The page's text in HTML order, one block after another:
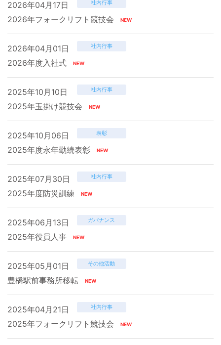
2026年04月17日 社内行事
2026年フォークリフト競技会
2026年04月01日 社内行事
2026年度入社式
2025年10月10日 社内行事
2025年玉掛け競技会
2025年10月06日 表彰
2025年度永年勤続表彰
2025年07月30日 社内行事
2025年度防災訓練
2025年06月13日 ガバナンス
2025年役員人事
2025年05月01日 その他活動
豊橋駅前事務所移転
2025年04月21日 社内行事
2025年フォークリフト競技会